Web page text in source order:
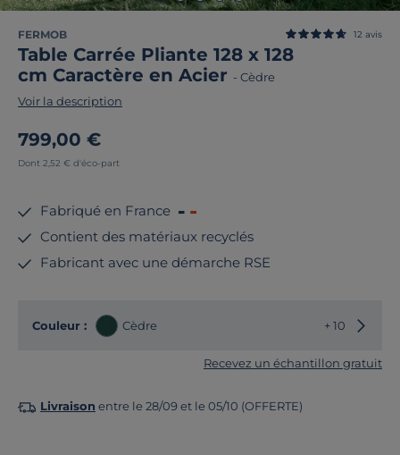
FERMOB
Table Carrée Pliante 128 x 128
cm Caractère en Acier - Cèdre
12 avis
Voir la description
799,00 €
Dont 2,52 € d'éco-part
Fabriqué en France
Contient des matériaux recyclés
Fabricant avec une démarche RSE
Couleur : Cèdre + 10
Recevez un échantillon gratuit
Livraison entre le 28/09 et le 05/10 (OFFERTE)